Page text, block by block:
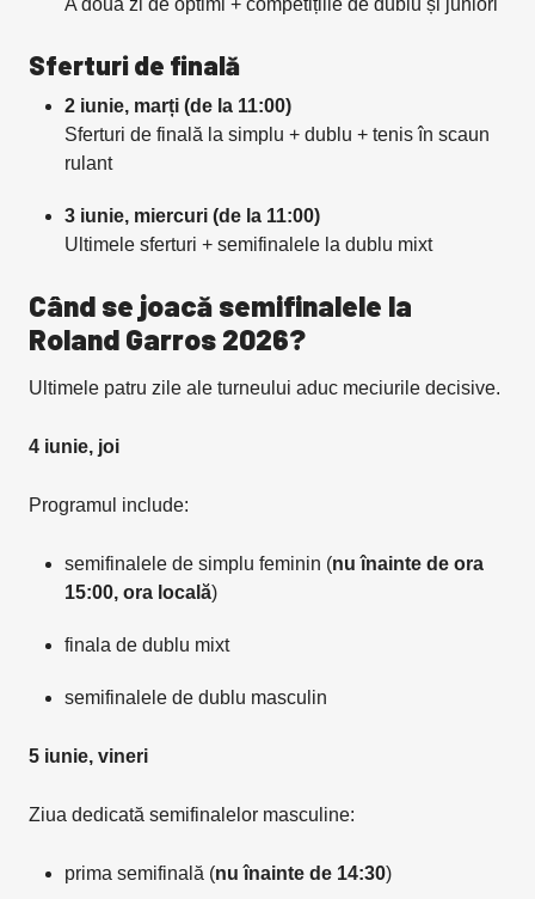
A doua zi de optimi + competițiile de dublu și juniori
Sferturi de finală
2 iunie, marți (de la 11:00)
Sferturi de finală la simplu + dublu + tenis în scaun
rulant
3 iunie, miercuri (de la 11:00)
Ultimele sferturi + semifinalele la dublu mixt
Când se joacă semifinalele la
Roland Garros 2026?
Ultimele patru zile ale turneului aduc meciurile decisive.
4 iunie, joi
Programul include:
semifinalele de simplu feminin (nu înainte de ora
15:00, ora locală)
finala de dublu mixt
semifinalele de dublu masculin
5 iunie, vineri
Ziua dedicată semifinalelor masculine:
prima semifinală (nu înainte de 14:30)